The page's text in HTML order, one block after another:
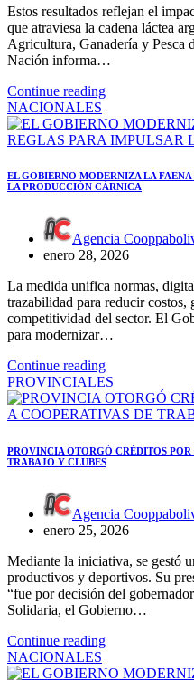
Estos resultados reflejan el
que atraviesa la cadena láctea
Agricultura, Ganadería y Pesca
Nación informa…
Continue reading
NACIONALES
EL GOBIERNO MODERNIZA LA
LA PRODUCCIÓN CÁRNICA
Agencia
enero 28, 2026
La medida unifica normas,
trazabilidad para reducir
competitividad del sector. El
para modernizar…
Continue reading
PROVINCIALES
PROVINCIA OTORGÓ CRÉDITOS
TRABAJO Y CLUBES
Agencia
enero 25, 2026
Mediante la iniciativa, se gestó
productivos y deportivos. Su
“fue por decisión del
Solidaria, el Gobierno…
Continue reading
NACIONALES